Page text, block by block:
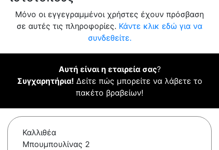
Μόνο οι εγγεγραμμένοι χρήστες έχουν πρόσβαση
σε αυτές τις πληροφορίες. Κάντε κλικ εδώ για να
συνδεθείτε.
Αυτή είναι η εταιρεία σας?
Συγχαρητήρια! Δείτε πώς μπορείτε να λάβετε το
πακέτο βραβείων!
Καλλιθέα
Μπουμπουλίνας 2